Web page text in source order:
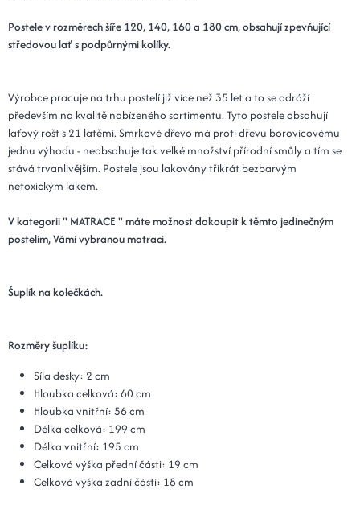
Postele v rozměrech šíře 120, 140, 160 a 180 cm, obsahují zpevňující
středovou lať s podpůrnými kolíky.
Výrobce pracuje na trhu postelí již více než 35 let a to se odráží
především na kvalitě nabízeného sortimentu. Tyto postele obsahují
laťový rošt s 21 latěmi. Smrkové dřevo má proti dřevu borovicovému
jednu výhodu - neobsahuje tak velké množství přírodní smůly a tím se
stává trvanlivějším. Postele jsou lakovány třikrát bezbarvým
netoxickým lakem.
V kategorii " MATRACE " máte možnost dokoupit k těmto jedinečným
postelím, Vámi vybranou matraci.
Šuplík na kolečkách.
Rozměry šuplíku:
Síla desky: 2 cm
Hloubka celková: 60 cm
Hloubka vnitřní: 56 cm
Délka celková: 199 cm
Délka vnitřní: 195 cm
Celková výška přední části: 19 cm
Celková výška zadní části: 18 cm